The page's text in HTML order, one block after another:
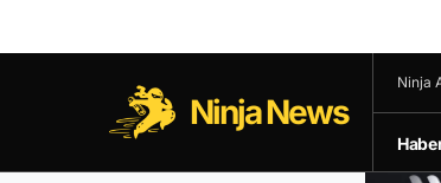
Ninja News
Ninja